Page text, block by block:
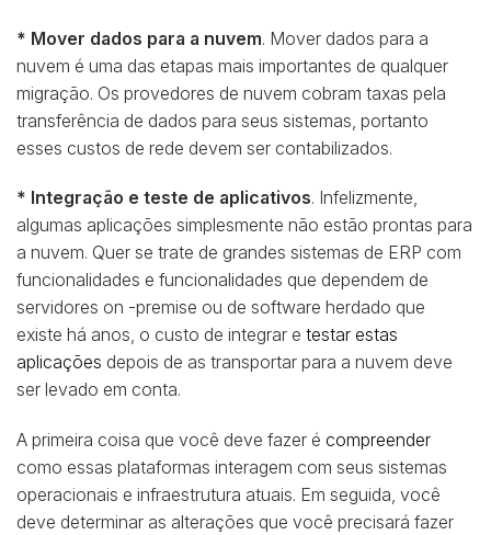
* Mover dados para a nuvem. Mover dados para a
nuvem é uma das etapas mais importantes de qualquer
migração. Os provedores de nuvem cobram taxas pela
transferência de dados para seus sistemas, portanto
esses custos de rede devem ser contabilizados.
* Integração e teste de aplicativos. Infelizmente,
algumas aplicações simplesmente não estão prontas para
a nuvem. Quer se trate de grandes sistemas de ERP com
funcionalidades e funcionalidades que dependem de
servidores on -premise ou de software herdado que
existe há anos, o custo de integrar e testar estas
aplicações depois de as transportar para a nuvem deve
ser levado em conta.
A primeira coisa que você deve fazer é compreender
como essas plataformas interagem com seus sistemas
operacionais e infraestrutura atuais. Em seguida, você
deve determinar as alterações que você precisará fazer